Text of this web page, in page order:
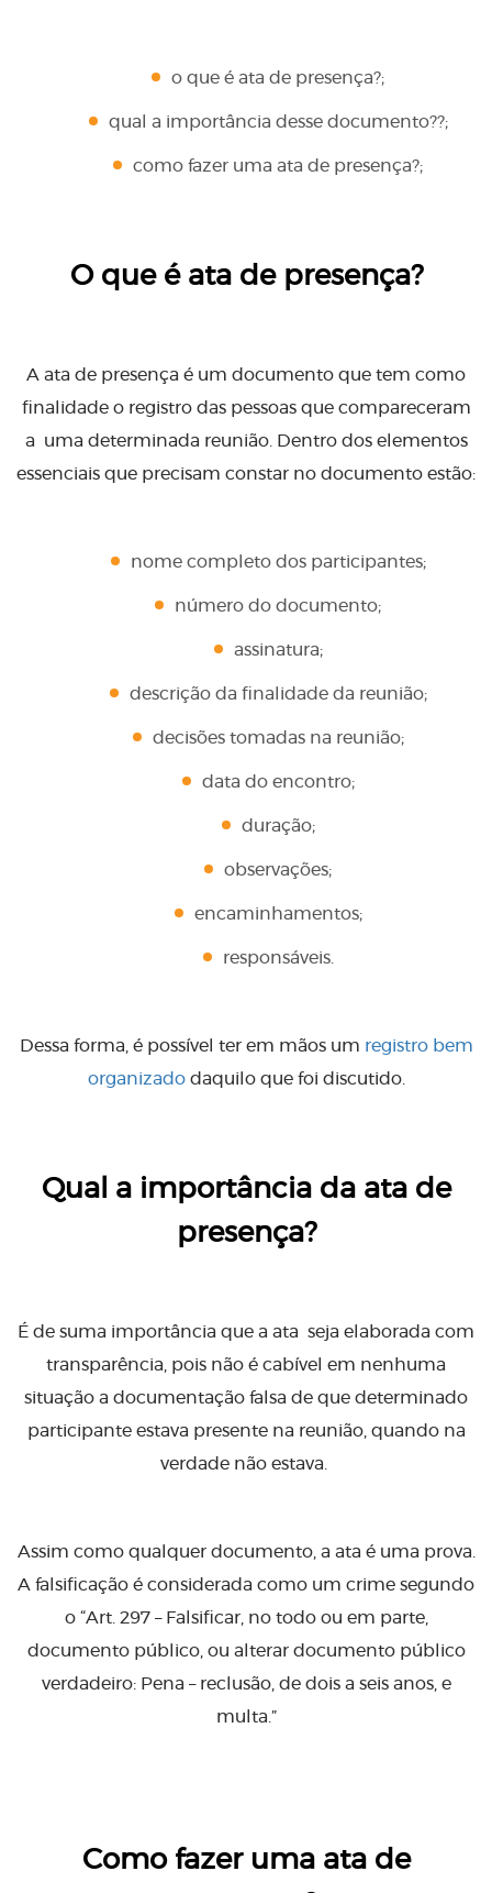
o que é ata de presença?;
qual a importância desse documento??;
como fazer uma ata de presença?;
O que é ata de presença?
A ata de presença é um documento que tem como
finalidade o registro das pessoas que compareceram
a uma determinada reunião. Dentro dos elementos
essenciais que precisam constar no documento estão:
nome completo dos participantes;
número do documento;
assinatura;
descrição da finalidade da reunião;
decisões tomadas na reunião;
data do encontro;
duração;
observações;
encaminhamentos;
responsáveis.
Dessa forma, é possível ter em mãos um registro bem
organizadodaquilo que foi discutido.
Qual a importância da ata de
presença?
É de suma importância que a ata seja elaborada com
transparência, pois não é cabível em nenhuma
situação a documentação falsa de que determinado
participante estava presente na reunião, quando na
verdade não estava.
Assim como qualquer documento, a ata é uma prova.
A falsificação é considerada como um crime segundo
o “Art. 297 – Falsificar, no todo ou em parte,
documento público, ou alterar documento público
verdadeiro: Pena – reclusão, de dois a seis anos, e
multa.”
Como fazer uma ata de